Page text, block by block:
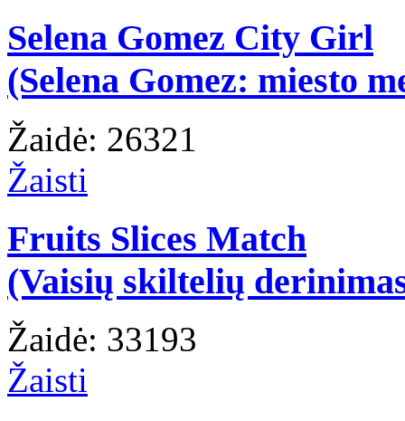
Selena Gomez City Girl
(Selena Gomez: miesto
Žaidė: 26321
Žaisti
Fruits Slices Match
(Vaisių skiltelių
Žaidė: 33193
Žaisti